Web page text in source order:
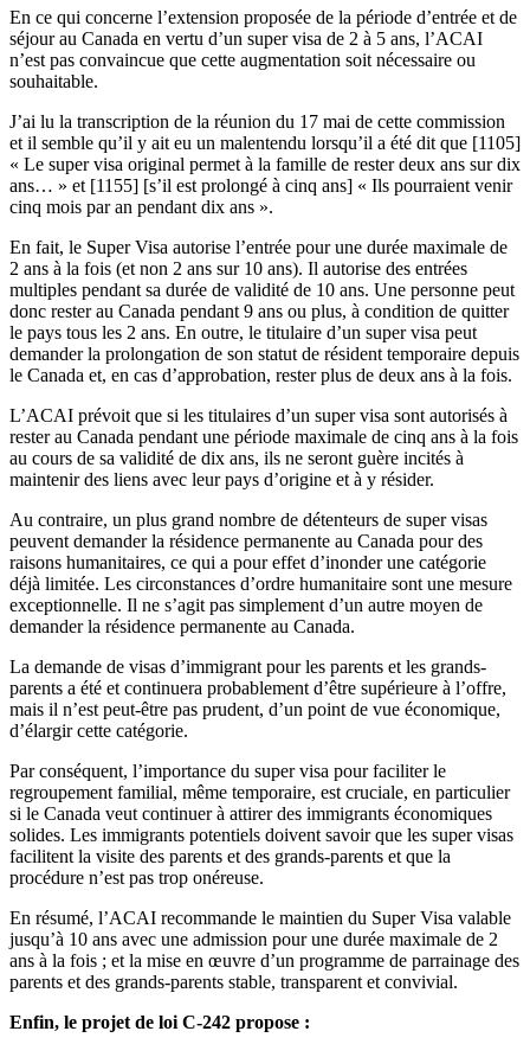
En ce qui concerne l’extension proposée de la période d’entrée et de
séjour au Canada en vertu d’un super visa de 2 à 5 ans, l’ACAI
n’est pas convaincue que cette augmentation soit nécessaire ou
souhaitable.
J’ai lu la transcription de la réunion du 17 mai de cette commission
et il semble qu’il y ait eu un malentendu lorsqu’il a été dit que [1105]
« Le super visa original permet à la famille de rester deux ans sur dix
ans… » et [1155] [s’il est prolongé à cinq ans] « Ils pourraient venir
cinq mois par an pendant dix ans ».
En fait, le Super Visa autorise l’entrée pour une durée maximale de
2 ans à la fois (et non 2 ans sur 10 ans). Il autorise des entrées
multiples pendant sa durée de validité de 10 ans. Une personne peut
donc rester au Canada pendant 9 ans ou plus, à condition de quitter
le pays tous les 2 ans. En outre, le titulaire d’un super visa peut
demander la prolongation de son statut de résident temporaire depuis
le Canada et, en cas d’approbation, rester plus de deux ans à la fois.
L’ACAI prévoit que si les titulaires d’un super visa sont autorisés à
rester au Canada pendant une période maximale de cinq ans à la fois
au cours de sa validité de dix ans, ils ne seront guère incités à
maintenir des liens avec leur pays d’origine et à y résider.
Au contraire, un plus grand nombre de détenteurs de super visas
peuvent demander la résidence permanente au Canada pour des
raisons humanitaires, ce qui a pour effet d’inonder une catégorie
déjà limitée. Les circonstances d’ordre humanitaire sont une mesure
exceptionnelle. Il ne s’agit pas simplement d’un autre moyen de
demander la résidence permanente au Canada.
La demande de visas d’immigrant pour les parents et les grands-
parents a été et continuera probablement d’être supérieure à l’offre,
mais il n’est peut-être pas prudent, d’un point de vue économique,
d’élargir cette catégorie.
Par conséquent, l’importance du super visa pour faciliter le
regroupement familial, même temporaire, est cruciale, en particulier
si le Canada veut continuer à attirer des immigrants économiques
solides. Les immigrants potentiels doivent savoir que les super visas
facilitent la visite des parents et des grands-parents et que la
procédure n’est pas trop onéreuse.
En résumé, l’ACAI recommande le maintien du Super Visa valable
jusqu’à 10 ans avec une admission pour une durée maximale de 2
ans à la fois ; et la mise en œuvre d’un programme de parrainage des
parents et des grands-parents stable, transparent et convivial.
Enfin, le projet de loi C-242 propose :